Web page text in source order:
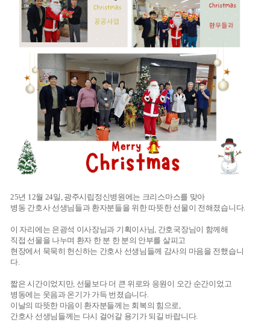
25년 12월 24일, 광주시립정신병원에는 크리스마스를 맞아
병동 간호사 선생님들과 환자분들을 위한 따뜻한 선물이 전해졌습니다.
이 자리에는 은광석 이사장님과 기획이사님, 간호국장님이 함께해
직접 선물을 나누며 환자 한 분 한 분의 안부를 살피고
현장에서 묵묵히 헌신하는 간호사 선생님들께 감사의 마음을 전했습니
다.
짧은 시간이었지만, 선물보다 더 큰 위로와 응원이 오간 순간이었고
병동에는 웃음과 온기가 가득 번졌습니다.
이날의 따뜻한 마음이 환자분들께는 회복의 힘으로,
간호사 선생님들께는 다시 걸어갈 용기가 되길 바랍니다.